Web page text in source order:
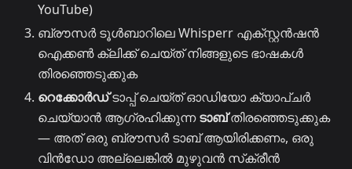
YouTube)
ബ്രൗസർ ടൂൾബാറിലെ Whisperr എക്സ്റ്റൻഷൻ
ഐക്കൺ ക്ലിക്ക് ചെയ്ത് നിങ്ങളുടെ ഭാഷകൾ
തിരഞ്ഞെടുക്കുക
റെക്കോർഡ്ടാപ്പ് ചെയ്ത് ഓഡിയോ ക്യാപ്‌ചർ
ചെയ്യാൻ ആഗ്രഹിക്കുന്നടാബ്തിരഞ്ഞെടുക്കുക
— അത് ഒരു ബ്രൗസർ ടാബ് ആയിരിക്കണം, ഒരു
വിൻഡോ അല്ലെങ്കിൽ മുഴുവൻ സ്‌ക്രീൻ